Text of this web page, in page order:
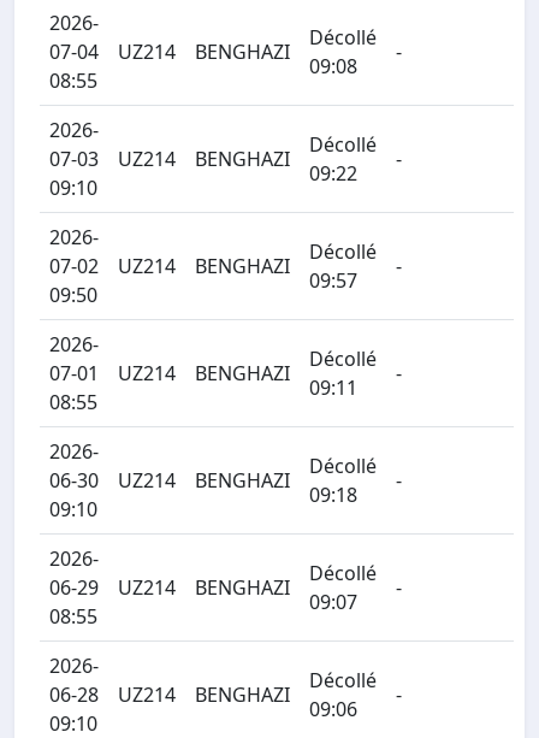
2026-
07-04
08:55
UZ214 BENGHAZI
Décollé
09:08
-
2026-
07-03
09:10
UZ214 BENGHAZI
Décollé
09:22
-
2026-
07-02
09:50
UZ214 BENGHAZI
Décollé
09:57
-
2026-
07-01
08:55
UZ214 BENGHAZI
Décollé
09:11
-
2026-
06-30
09:10
UZ214 BENGHAZI
Décollé
09:18
-
2026-
06-29
08:55
UZ214 BENGHAZI
Décollé
09:07
-
2026-
06-28
09:10
UZ214 BENGHAZI
Décollé
09:06
-